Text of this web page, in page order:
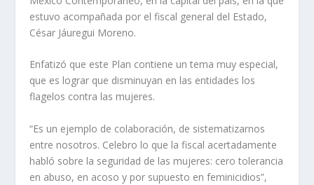
estuvo acompañada por el fiscal general del Estado,
César Jáuregui Moreno.
Enfatizó que este Plan contiene un tema muy especial,
que es lograr que disminuyan en las entidades los
flagelos contra las mujeres.
“Es un ejemplo de colaboración, de sistematizarnos
entre nosotros. Celebro lo que la fiscal acertadamente
habló sobre la seguridad de las mujeres: cero tolerancia
en abuso, en acoso y por supuesto en feminicidios”,